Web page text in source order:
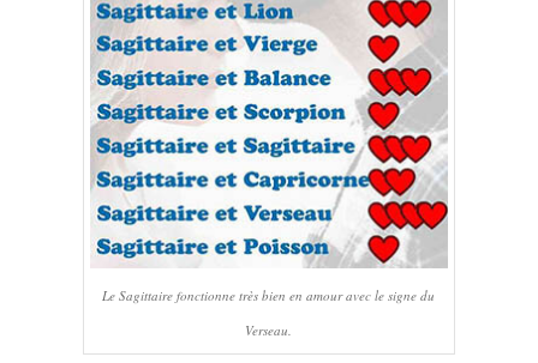
Le Sagittaire fonctionne très bien en amour avec le signe du
Verseau.